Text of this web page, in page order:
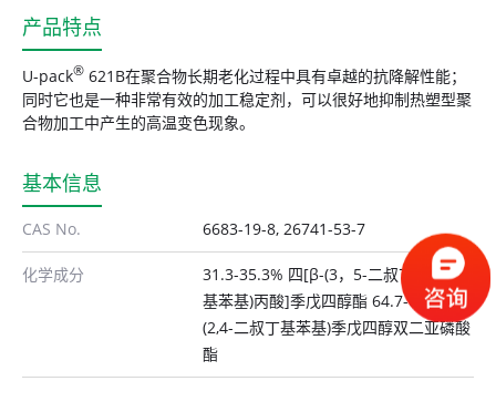
产品特点
U-pack® 621B在聚合物长期老化过程中具有卓越的抗降解性能；
同时它也是一种非常有效的加工稳定剂，可以很好地抑制热塑型聚
合物加工中产生的高温变色现象。
基本信息
CAS No. 6683-19-8, 26741-53-7
化学成分
31.3-35.3% 四[β-(3，5-二叔丁基-4-羟
基苯基)丙酸]季戊四醇酯 64.7-68.7% 双
(2,4-二叔丁基苯基)季戊四醇双二亚磷酸
酯